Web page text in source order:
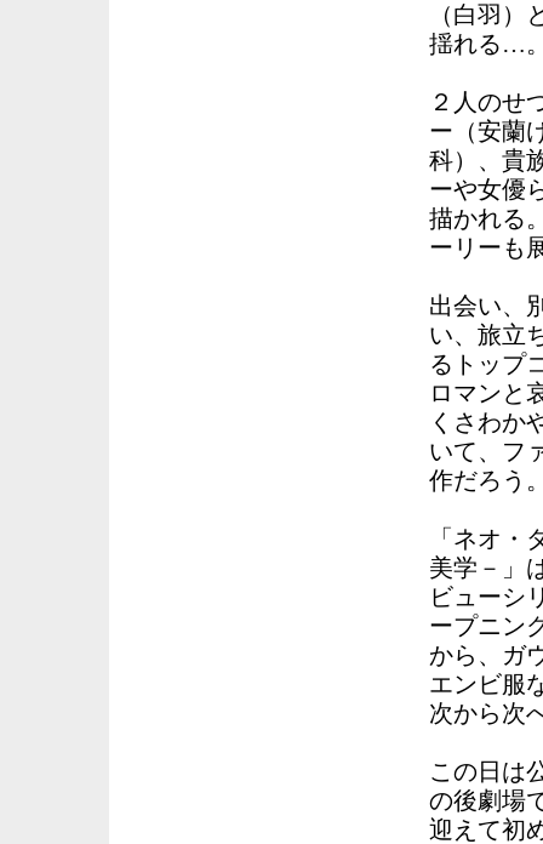
（白羽
揺れる…
２人のせ
ー（安蘭
科）、貴
ーや女優
描かれる
ーリーも
出会い、
い、旅立
るトップ
ロマンと
くさわか
いて、フ
作だろう
「ネオ・
美学－」
ビューシ
ープニン
から、ガ
エンビ服
次から次
この日は
の後劇場
迎えて初